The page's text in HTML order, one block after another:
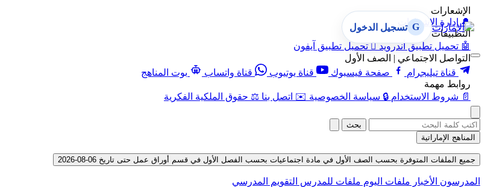
الإشعارات
🔔 إدارة الإشعارات
التطبيقات
🤖 تحميل تطبيق أندرويد  تحميل تطبيق آيفون
التواصل الاجتماعي | الصف الأول
قناة تيليجرام
صفحة فيسبوك قناة يوتيوب قناة واتساب
بوت المناهج
روابط مهمة
📄 شروط الاستخدام 🔒 سياسة الخصوصية ✉️ اتصل بنا ⚖️ حقوق الملكية الفكرية
G تسجيل الدخول
بحث
المناهج الإماراتية
جميع الملفات المتوفرة بحسب الصف الأول في مادة اجتماعيات بحسب الفصل الأول في قسم أوراق عمل حتى تاريخ 06-08-2026
المدرسون الأخبار ملفات اليوم ملفات للمدرس التقويم المدرسي